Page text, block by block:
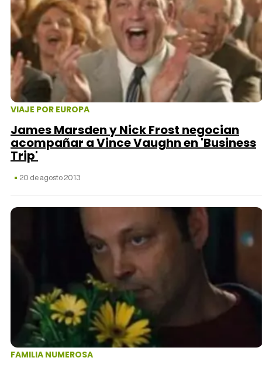
VIAJE POR EUROPA
James Marsden y Nick Frost negocian
acompañar a Vince Vaughn en 'Business
Trip'
20 de agosto 2013
FAMILIA NUMEROSA